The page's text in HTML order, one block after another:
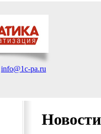
info@1c-pa.ru